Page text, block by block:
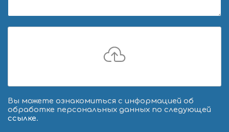
Вы можете ознакомиться с информацией об
обработке персональных данных по следующей
ссылке.